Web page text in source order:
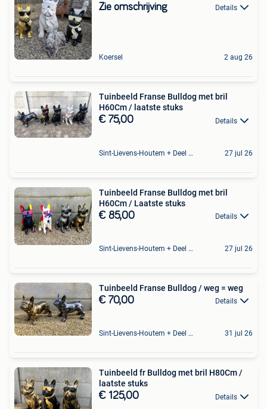
Zie omschrijving Details
Koersel 2 aug 26
Tuinbeeld Franse Bulldog met bril
H60Cm / laatste stuks
€ 75,00 Details
Sint-Lievens-Houtem + Deel Oombergen 27 jul 26
Tuinbeeld Franse Bulldog met bril
H60Cm / Laatste stuks
€ 85,00 Details
Sint-Lievens-Houtem + Deel Oombergen 27 jul 26
Tuinbeeld Franse Bulldog / weg = weg
€ 70,00 Details
Sint-Lievens-Houtem + Deel Oombergen 31 jul 26
Tuinbeeld fr Bulldog met bril H80Cm /
laatste stuks
€ 125,00 Details